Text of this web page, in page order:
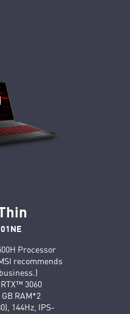
Processor
recommends
3060
GB RAM*2
144Hz, IPS-